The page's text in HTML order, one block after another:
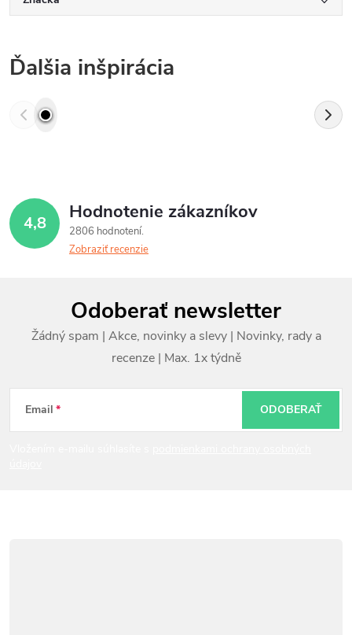
Ďalšia inšpirácia
4,8 Hodnotenie zákazníkov
2806 hodnotení
Zobraziť recenzie
ä
Odoberať newsletter
Email ODOBERAŤ